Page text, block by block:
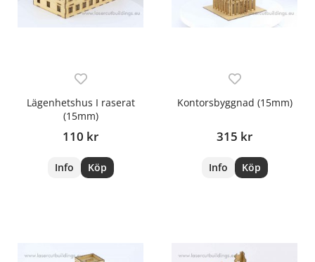
Lägenhetshus I raserat
(15mm)
110 kr
Info Köp
Kontorsbyggnad (15mm)
315 kr
Info Köp